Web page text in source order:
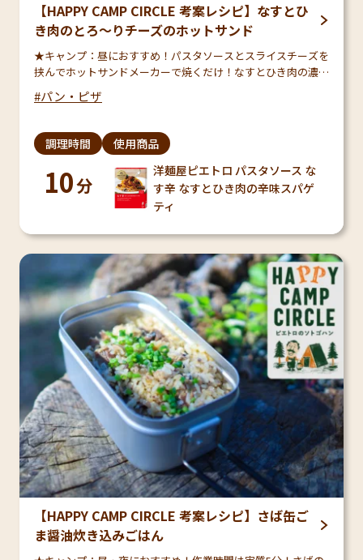
【HAPPY CAMP CIRCLE 考案レシピ】なすとひ
き肉のとろ～りチーズのホットサンド
★キャンプ：昼におすすめ！パスタソースとスライスチーズを
挟んでホットサンドメーカーで焼くだけ！なすとひき肉の濃厚
なトマトソースがチーズと絡んで絶品です。材料も3つだけの
簡単メニューなのでキャンプに最適ですよ♪
パン・ピザ
調理時間
10分
使用商品
洋麺屋ピエトロ パスタソース な
す辛 なすとひき肉の辛味スパゲ
ティ
【HAPPY CAMP CIRCLE 考案レシピ】さば缶ご
ま醤油炊き込みごはん